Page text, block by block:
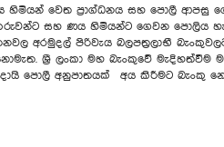
වෙත ප්‍රාග්ධනය සහ පොලී ආපසු
සහ ණය හිමියන්ට ගෙවන පොලිය
අරමුදල් පිරිවැය බලපත්‍රලාභී
ශ්‍රී ලංකා මහ බැංකුවේ
පොලී අනුපාතයක් අය කිරීමට බැංකු